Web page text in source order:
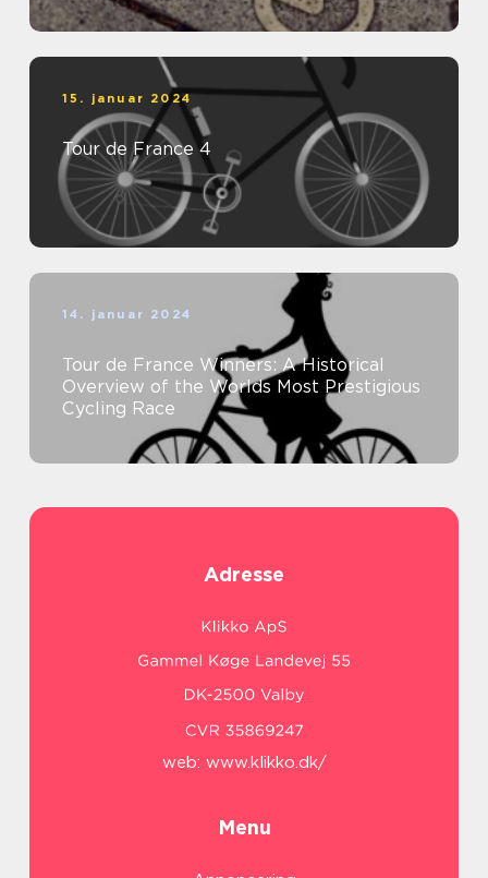
15. januar 2024
Tour de France 4
14. januar 2024
Tour de France Winners: A Historical
Overview of the Worlds Most Prestigious
Cycling Race
Adresse
web: www.klikko.dk/
Menu